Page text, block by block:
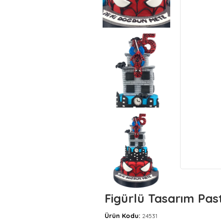
Figürlü Tasarım
Ürün Kodu: 24531